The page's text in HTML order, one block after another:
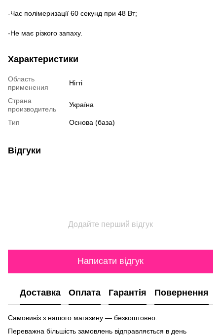
-Час полімеризації 60 секунд при 48 Вт;
-Не має різкого запаху.
Характеристики
Область
применения
Нігті
Страна
производитель
Україна
Тип Основа (база)
Відгуки
Додайте перший відгук
Написати відгук
Доставка Оплата Гарантія Повернення
Самовивіз з нашого магазину — безкоштовно.
Переважна більшість замовлень відправляється в день